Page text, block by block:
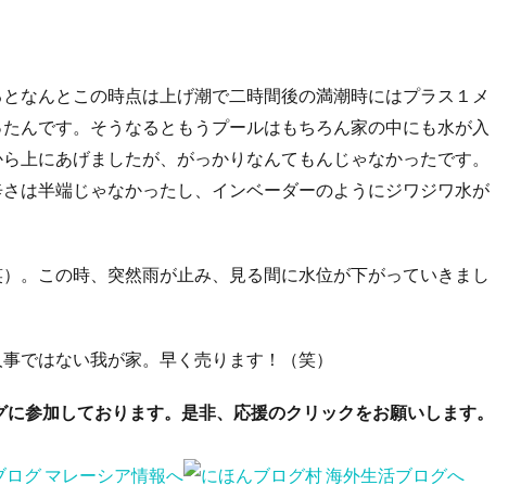
なんとこの時点は上げ潮で二時間後の満潮時にはプラス１メ
んです。そうなるともうプールはもちろん家の中にも水が入
上にあげましたが、がっかりなんてもんじゃなかったです。
は半端じゃなかったし、インベーダーのようにジワジワ水が
。この時、突然雨が止み、見る間に水位が下がっていきまし
ではない我が家。早く売ります！（笑）
に参加しております。是非、応援のクリックをお願いします。